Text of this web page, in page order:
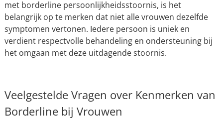
met borderline persoonlijkheidsstoornis, is het
belangrijk op te merken dat niet alle vrouwen dezelfde
symptomen vertonen. Iedere persoon is uniek en
verdient respectvolle behandeling en ondersteuning bij
het omgaan met deze uitdagende stoornis.
Veelgestelde Vragen over Kenmerken van
Borderline bij Vrouwen